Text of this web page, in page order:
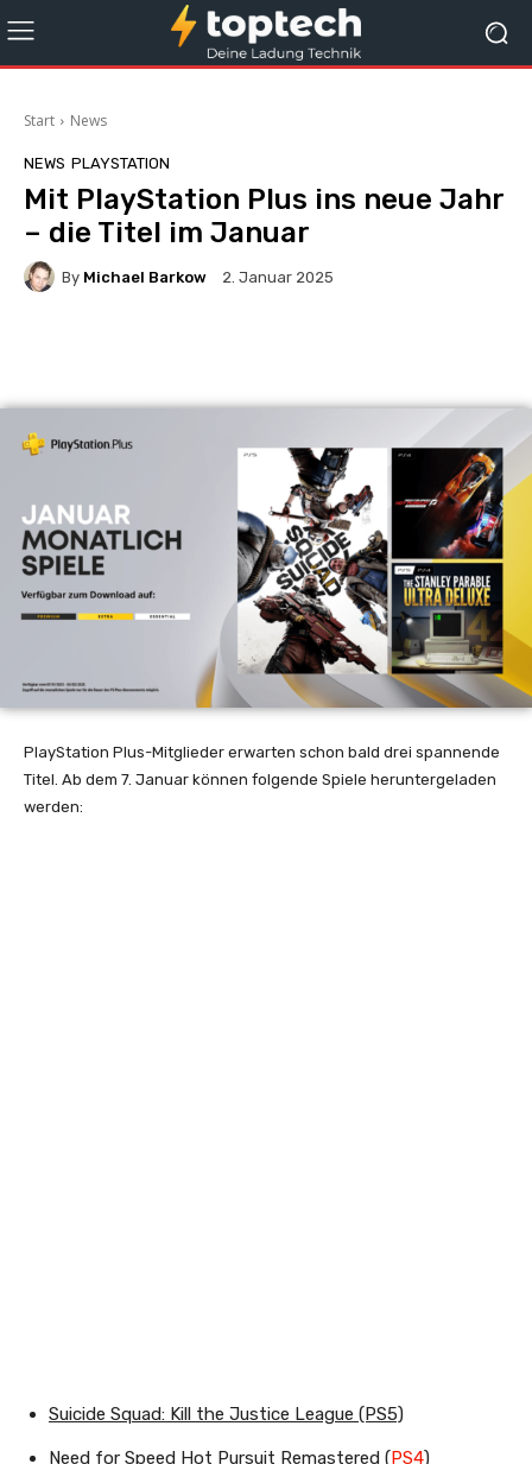
Start News
NEWS PLAYSTATION
Mit PlayStation Plus ins neue Jahr
– die Titel im Januar
By Michael Barkow 2. Januar 2025
PlayStation Plus-Mitglieder erwarten schon bald drei spannende
Titel. Ab dem 7. Januar können folgende Spiele heruntergeladen
werden:
Suicide Squad: Kill the Justice League (PS5)
Need for Speed Hot Pursuit Remastered (PS4)